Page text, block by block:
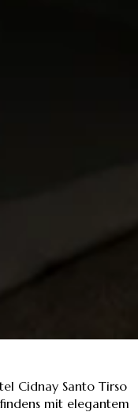
Cidnay Santo Tirso
mit elegantem